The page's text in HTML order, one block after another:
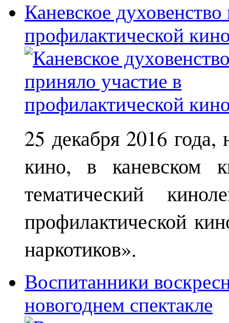
Каневское
профилактической
25 декабря 2016
кино, в каневском
тематический
профилактической
наркотиков».
Воспитанники
новогоднем спектакле